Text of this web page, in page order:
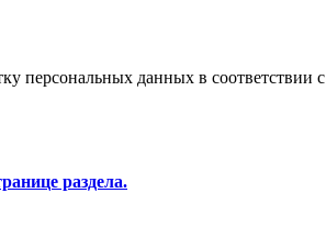
персональных данных в соответствии с
раздела.